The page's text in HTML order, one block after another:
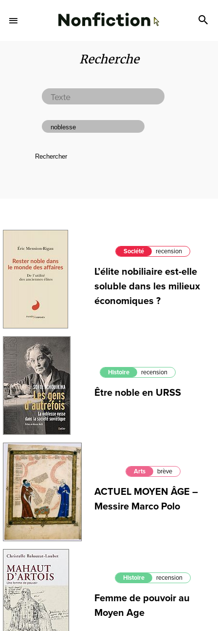
Recherche
Société recension
L’élite nobiliaire est-elle
soluble dans les milieux
économiques ?
Histoire recension
Être noble en URSS
Arts brève
ACTUEL MOYEN ÂGE –
Messire Marco Polo
Histoire recension
Femme de pouvoir au
Moyen Age